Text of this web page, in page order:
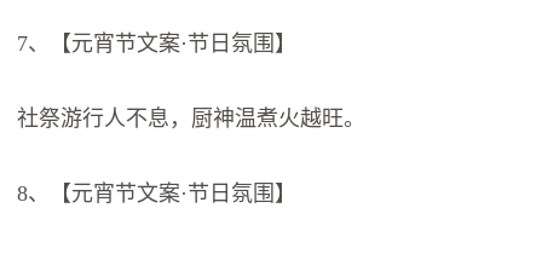
7、【元宵节文案·节日氛围】
社祭游行人不息，厨神温煮火越旺。
8、【元宵节文案·节日氛围】